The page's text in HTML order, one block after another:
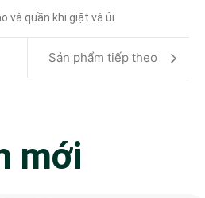
và quần khi giặt và ủi
Sản phẩm tiếp theo
mới